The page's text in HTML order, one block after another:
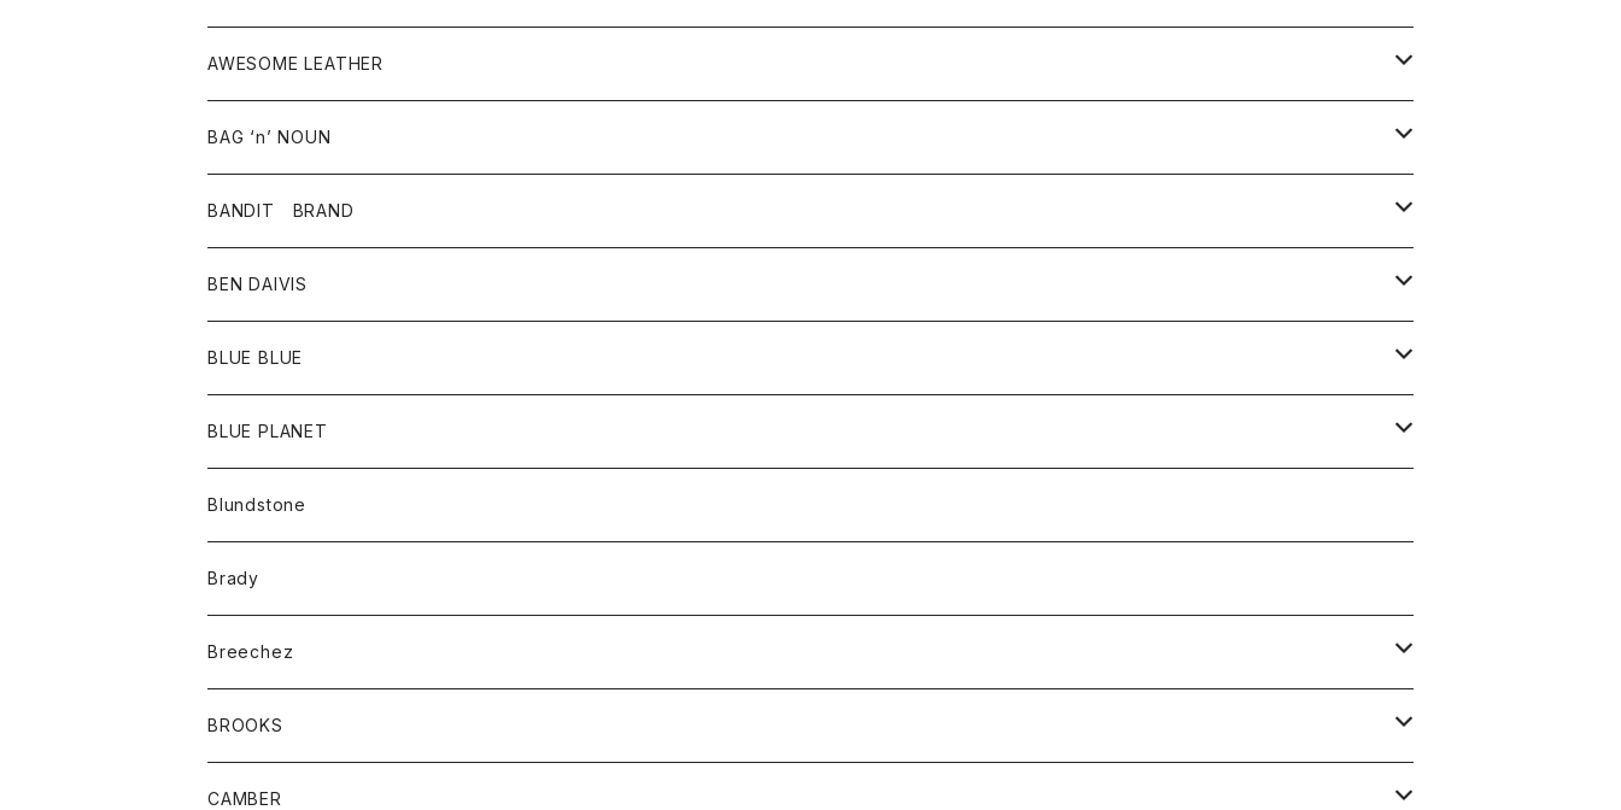
アクセサリー
その他雑貨
シャツ
ボトム
スカート
パンツ
グッズ
靴
バッグ
靴
シャツ
AWESOME LEATHER
アウター
革ジャケット
BAG ‘n’ NOUN
アクセサリー
バッグ
ポーチ
BANDIT BRAND
トップス
Ｔシャツ
BEN DAIVIS
ポトム
パンツ
BLUE BLUE
アウター
カーディガン
コート
アクセサリー
バッグ
ベルト
キッズ
Tシャツ
グッズ
アンダーウェアー
カードホルダー
トップス
カーディガン
ボトム
BLUE PLANET
サングラス
Blundstone
Brady
Breechez
シャツ
BROOKS
グッズ
CAMBER